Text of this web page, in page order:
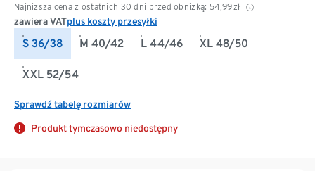
Najniższa cena z ostatnich 30 dni przed obniżką: 54,99 zł
zawiera VATplus koszty przesyłki
S 36/38 M 40/42 L 44/46 XL 48/50
XXL 52/54
Sprawdź tabelę rozmiarów
Produkt tymczasowo niedostępny